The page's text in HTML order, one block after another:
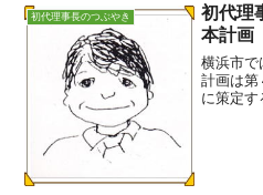
初代理事長のつぶやき
初代理
本計画
横浜市で
計画は第
に策定す